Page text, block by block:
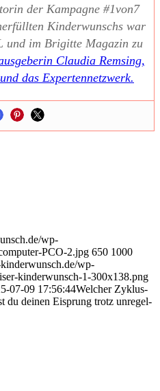
der Kam­pa­gne #1von7
Kin­der­wunschs war
und im Bri­git­te Maga­zin zu
Clau­dia Rem­sing,
das Exper­ten­netz­werk.
wp-
PCO-2.jpg 650 1000
wp-
kinderwunsch-1-300x138.png
07-09 17:56:44Wel­cher Zyklus­
du dei­nen Eisprung trotz unre­gel­